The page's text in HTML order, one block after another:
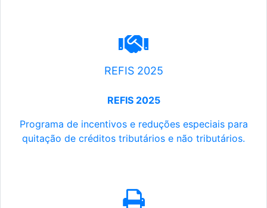
REFIS 2025
REFIS 2025
Programa de incentivos e reduções especiais para
quitação de créditos tributários e não tributários.